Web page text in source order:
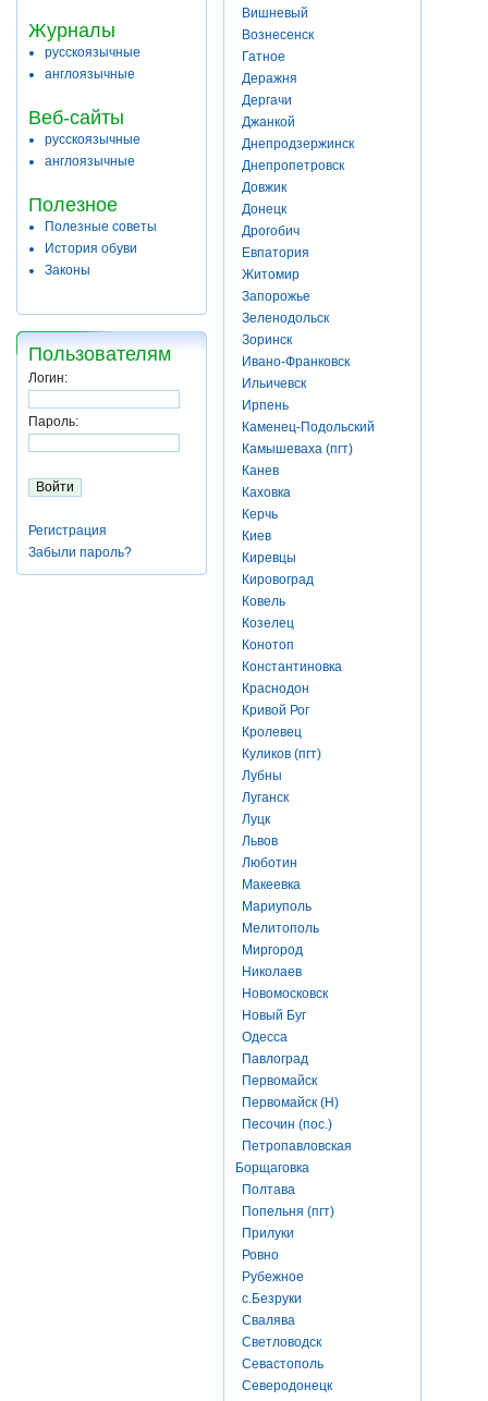
Журналы
русскоязычные
англоязычные
Веб-сайты
русскоязычные
англоязычные
Полезное
Полезные советы
История обуви
Законы
Пользователям
Логин:
Пароль:
Регистрация
Забыли пароль?
Вишневый
Вознесенск
Гатное
Деражня
Дергачи
Джанкой
Днепродзержинск
Днепропетровск
Довжик
Донецк
Дрогобич
Евпатория
Житомир
Запорожье
Зеленодольск
Зоринск
Ивано-Франковск
Ильичевск
Ирпень
Каменец-Подольский
Камышеваха (пгт)
Канев
Каховка
Керчь
Киев
Киревцы
Кировоград
Ковель
Козелец
Конотоп
Константиновка
Краснодон
Кривой Рог
Кролевец
Куликов (пгт)
Лубны
Луганск
Луцк
Львов
Люботин
Макеевка
Мариуполь
Мелитополь
Миргород
Николаев
Новомосковск
Новый Буг
Одесса
Павлоград
Первомайск
Первомайск (Н)
Песочин (пос.)
Петропавловская
Борщаговка
Полтава
Попельня (пгт)
Прилуки
Ровно
Рубежное
с.Безруки
Свалява
Светловодск
Севастополь
Северодонецк